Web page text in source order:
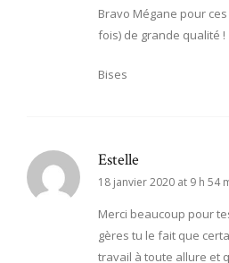
Bravo Mégane pour
fois) de grande qualité !
Bises
Estelle
18 janvier 2020 at 9 h 54
Merci beaucoup pour
gères tu le fait que
travail à toute allure et